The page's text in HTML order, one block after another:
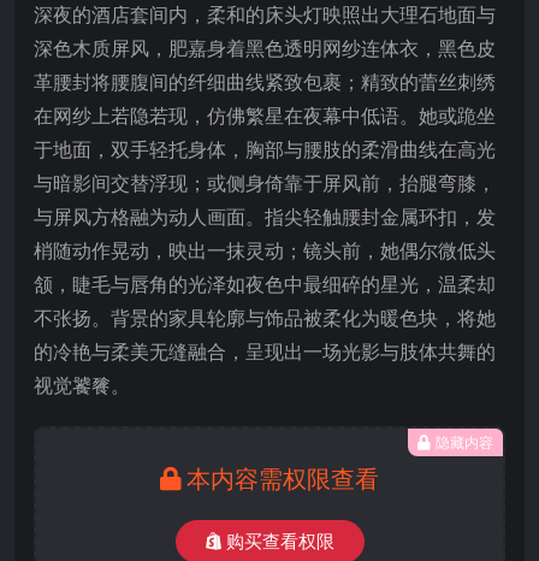
深夜的酒店套间内，柔和的床头灯映照出大理石地面与
深色木质屏风，肥嘉身着黑色透明网纱连体衣，黑色皮
革腰封将腰腹间的纤细曲线紧致包裹；精致的蕾丝刺绣
在网纱上若隐若现，仿佛繁星在夜幕中低语。她或跪坐
于地面，双手轻托身体，胸部与腰肢的柔滑曲线在高光
与暗影间交替浮现；或侧身倚靠于屏风前，抬腿弯膝，
与屏风方格融为动人画面。指尖轻触腰封金属环扣，发
梢随动作晃动，映出一抹灵动；镜头前，她偶尔微低头
颔，睫毛与唇角的光泽如夜色中最细碎的星光，温柔却
不张扬。背景的家具轮廓与饰品被柔化为暖色块，将她
的冷艳与柔美无缝融合，呈现出一场光影与肢体共舞的
视觉饕餮。
隐藏内容
本内容需权限查看
购买查看权限